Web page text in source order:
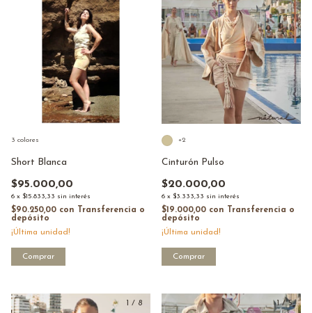
Short Blanca
$95.000,00
6 x $15.833,33 sin interés
$90.250,00 con
Transferencia o
depósito
¡Última unidad!
3 colores
Comprar
Cinturón Pulso
$20.000,00
6 x $3.333,33 sin interés
$19.000,00 con
Transferencia o
depósito
¡Última unidad!
+2
Comprar
1 / 8 1/5